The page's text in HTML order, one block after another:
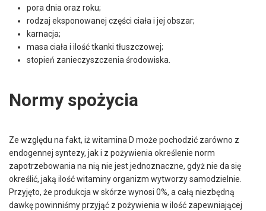
pora dnia oraz roku;
rodzaj eksponowanej części ciała i jej obszar;
karnacja;
masa ciała i ilość tkanki tłuszczowej;
stopień zanieczyszczenia środowiska.
Normy spożycia
Ze względu na fakt, iż witamina D może pochodzić zarówno z
endogennej syntezy, jak i z pożywienia określenie norm
zapotrzebowania na nią nie jest jednoznaczne, gdyż nie da się
określić, jaką ilość witaminy organizm wytworzy samodzielnie.
Przyjęto, że produkcja w skórze wynosi 0%, a całą niezbędną
dawkę powinniśmy przyjąć z pożywienia w ilość zapewniającej